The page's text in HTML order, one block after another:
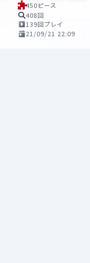
450ピース
408回
139回プレイ
21/09/21 22:09